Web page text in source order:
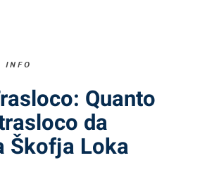
INFO
Quanto
da
Škofja Loka